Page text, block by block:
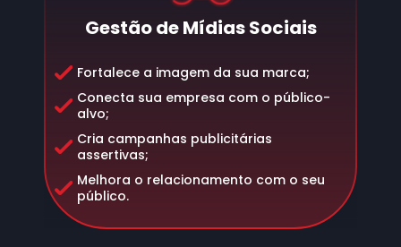
Gestão de Mídias Sociais
Fortalece a imagem da sua marca;
Conecta sua empresa com o público-
alvo;
Cria campanhas publicitárias
assertivas;
Melhora o relacionamento com o seu
público.